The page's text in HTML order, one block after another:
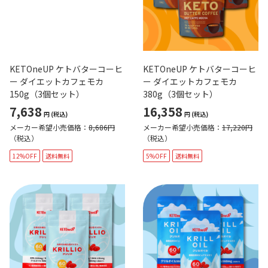
KETOneUP ケトバターコーヒ
ー ダイエットカフェモカ
150g（3個セット）
7,638 円 (税込)
メーカー希望小売価格： 8,686円
（税込）
12%OFF 送料無料
KETOneUP ケトバターコーヒ
ー ダイエットカフェモカ
380g（3個セット）
16,358 円 (税込)
メーカー希望小売価格： 17,220円
（税込）
5%OFF 送料無料